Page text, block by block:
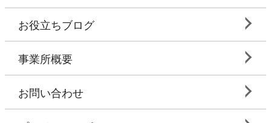
お役立ちブログ
事業所概要
お問い合わせ